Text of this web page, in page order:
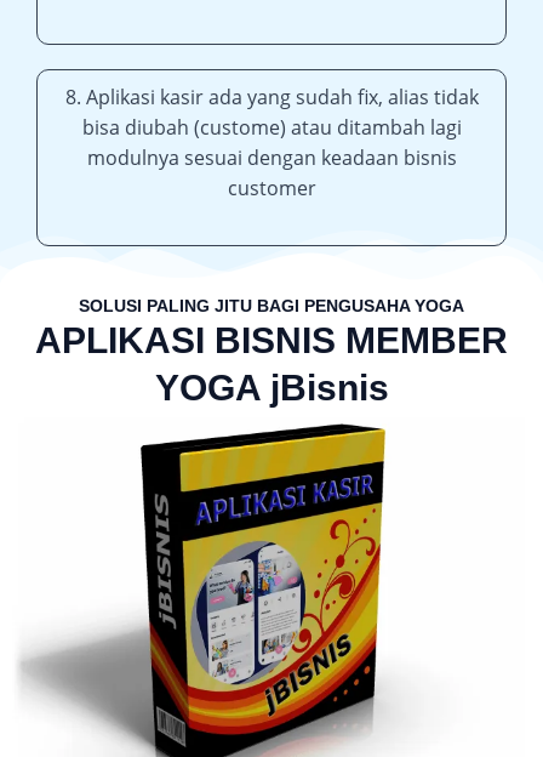
8. Aplikasi kasir ada yang sudah fix, alias tidak
bisa diubah (custome) atau ditambah lagi
modulnya sesuai dengan keadaan bisnis
customer
SOLUSI PALING JITU BAGI PENGUSAHA YOGA
APLIKASI BISNIS MEMBER
YOGA jBisnis